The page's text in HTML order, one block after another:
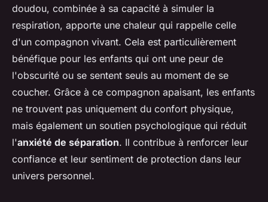
doudou, combinée à sa capacité à simuler la
respiration, apporte une chaleur qui rappelle celle
d'un compagnon vivant. Cela est particulièrement
bénéfique pour les enfants qui ont une peur de
l'obscurité ou se sentent seuls au moment de se
coucher. Grâce à ce compagnon apaisant, les enfants
ne trouvent pas uniquement du confort physique,
mais également un soutien psychologique qui réduit
l'anxiété de séparation. Il contribue à renforcer leur
confiance et leur sentiment de protection dans leur
univers personnel.